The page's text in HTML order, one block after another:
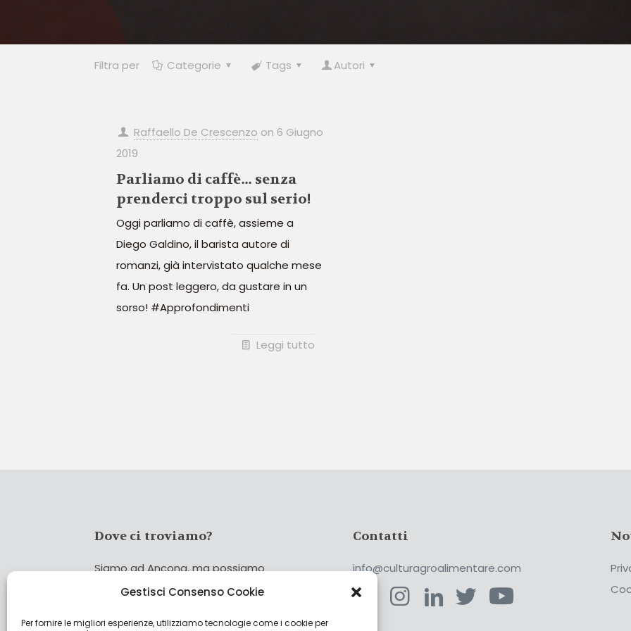
Gestisci Consenso Cookie
Per fornire le migliori esperienze, utilizziamo tecnologie come i cookie per
Filtra per Categorie Tags Autori
Raffaello De Crescenzo on 6 Giugno
2019
Parliamo di caffè… senza
prenderci troppo sul serio!
Oggi parliamo di caffè, assieme a
Diego Galdino, il barista autore di
romanzi, già intervistato qualche mese
fa. Un post leggero, da gustare in un
sorso! #Approfondimenti
Leggi tutto
Dove ci troviamo?
Siamo ad Ancona, ma possiamo
coprire tutta Italia!
Contatti
info@culturagroalimentare.com